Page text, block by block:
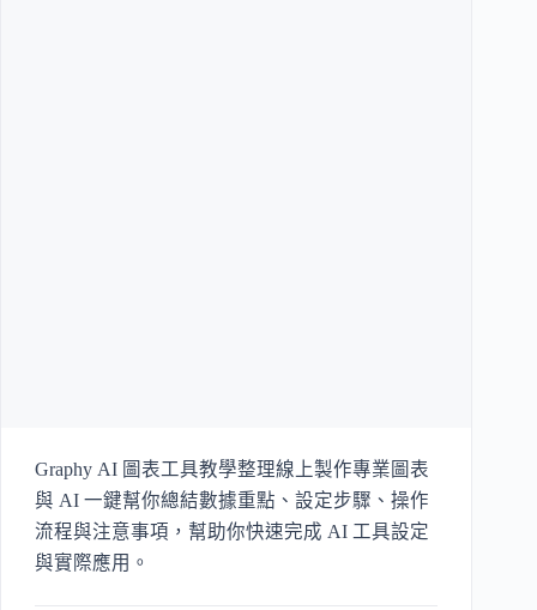
Graphy AI 圖表工具教學整理線上製作專業圖表
與 AI 一鍵幫你總結數據重點、設定步驟、操作
流程與注意事項，幫助你快速完成 AI 工具設定
與實際應用。